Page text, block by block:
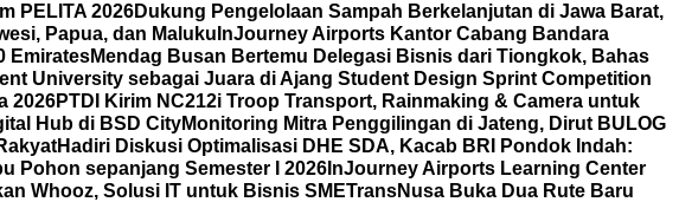
PELITA 2026Dukung Pengelolaan Sampah Berkelanjutan di Jawa Barat,
Papua, dan Maluku InJourney Airports Kantor Cabang Bandara
EmiratesMendag Busan Bertemu Delegasi Bisnis dari Tiongkok, Bahas
University sebagai Juara di Ajang Student Design Sprint Competition
2026PTDI Kirim NC212i Troop Transport, Rainmaking & Camera untuk
Hub di BSD CityMonitoring Mitra Penggilingan di Jateng, Dirut BULOG
Hadiri Diskusi Optimalisasi DHE SDA, Kacab BRI Pondok Indah:
Pohon sepanjang Semester I 2026 InJourney Airports Learning Center
Whooz, Solusi IT untuk Bisnis SMETransNusa Buka Dua Rute Baru